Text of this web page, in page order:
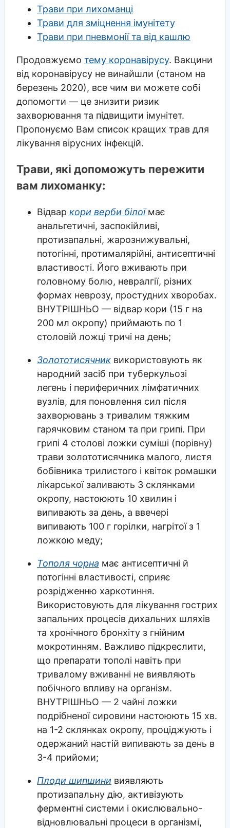
Трави при лихоманці
Трави для зміцнення імунітету
Трави при пневмонії та від кашлю
Продовжуємо тему коронавірусу. Вакцини
від коронавірусу не винайшли (станом на
березень 2020), все чим ви можете собі
допомогти — це знизити ризик
захворювання та підвищити імунітет.
Пропонуємо Вам список кращих трав для
лікування вірусних інфекцій.
Трави, які допоможуть пережити
вам лихоманку:
Відвар кори верби білоїмає
анальгетичні, заспокійливі,
протизапальні, жарознижувальні,
потогінні, протималярійні, антисептичні
властивості. Його вживають при
головному болю, невралгії, різних
формах неврозу, простудних хворобах.
ВНУТРІШНЬО — відвар кори (15 г на
200 мл окропу) приймають по 1
столовій ложці тричі на день;
Золототисячниквикористовують як
народний засіб при туберкульозі
легень і периферичних лімфатичних
вузлів, для поновлення сил після
захворювань з тривалим тяжким
гарячковим станом та при грипі. При
грипі 4 столові ложки суміші (порівну)
трави золототисячника малого, листя
бобівника трилистого і квіток ромашки
лікарської заливають 3 склянками
окропу, настоюють 10 хвилин і
випивають за день, а ввечері
випивають 100 г горілки, нагрітої з 1
ложкою меду;
Тополя чорна має антисептичні й
потогінні властивості, сприяє
розрідженню харкотиння.
Використовують для лікування гострих
запальних процесів дихальних шляхів
та хронічного бронхіту з гнійним
мокротинням. Важливо підкреслити,
що препарати тополі навіть при
тривалому вживанні не виявляють
побічного впливу на організм.
ВНУТРІШНЬО — 2 чайні ложки
подрібненої сировини настоюють 15 хв.
на 1-2 склянках окропу, проціджують і
одержаний настій випивають за день в
3-4 прийоми;
Плоди шипшини виявляють
протизапальну дію, активізують
ферментні системи і окислювально-
відновлювальні процеси в організмі,